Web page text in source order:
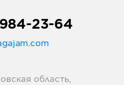
23-64
область,